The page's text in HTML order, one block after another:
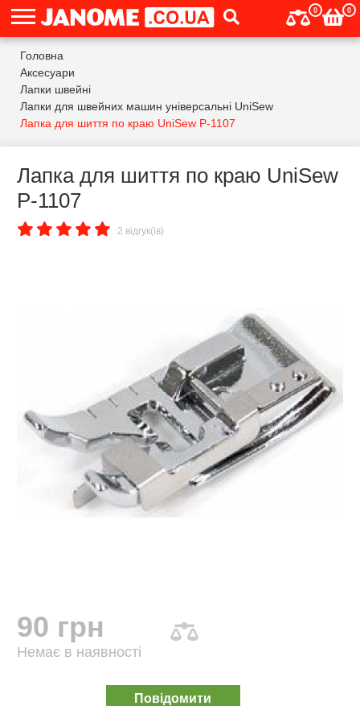
0 0
Головна
Аксесуари
Лапки швейні
Лапки для швейних машин універсальні UniSew
Лапка для шиття по краю UniSew P-1107
Лапка для шиття по краю UniSew
P-1107
2 відгук(ів)
90 грн
Немає в наявності
Повідомити